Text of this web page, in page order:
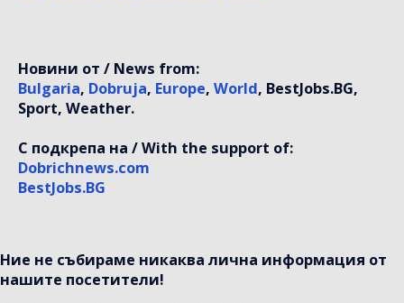
Новини от / News from:
Bulgaria, Dobruja, Europe, World, BestJobs.BG,
Sport, Weather.
С подкрепа на / With the support of:
Dobrichnews.com
BestJobs.BG
Ние не събираме никаква лична информация от
нашите посетители!